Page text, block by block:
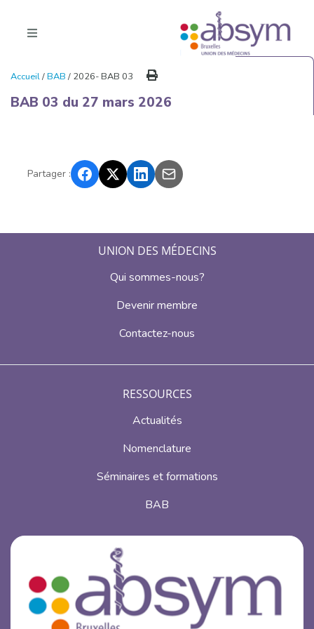
Accueil/BAB / 2026- BAB 03
BAB 03 du 27 mars 2026
Partager :
UNION DES MÉDECINS
Qui sommes-nous?
Devenir membre
Contactez-nous
RESSOURCES
Actualités
Nomenclature
Séminaires et formations
BAB